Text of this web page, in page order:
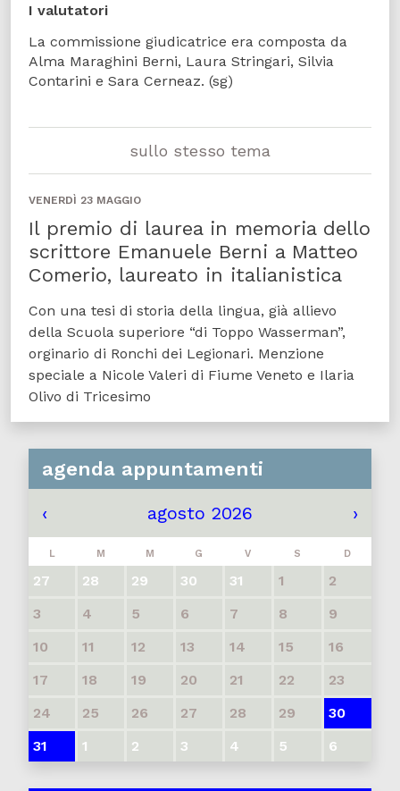
I valutatori
La commissione giudicatrice era composta da
Alma Maraghini Berni, Laura Stringari, Silvia
Contarini e Sara Cerneaz. (sg)
sullo stesso tema
VENERDÌ 23 MAGGIO
Il premio di laurea in memoria dello
scrittore Emanuele Berni a Matteo
Comerio, laureato in italianistica
Con una tesi di storia della lingua, già allievo
della Scuola superiore “di Toppo Wasserman”,
orginario di Ronchi dei Legionari. Menzione
speciale a Nicole Valeri di Fiume Veneto e Ilaria
Olivo di Tricesimo
agenda appuntamenti
‹ agosto 2026 ›
L M M G V S D
27 28 29 30 31 1
2
3
4 5 6 7 8
9
10
11 12 13 14 15
16
17
18 19 20 21 22
23
24
25 26 27 28 29
30
31
1 2 3 4 5 6